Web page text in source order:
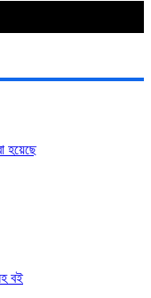
হয়েছে
বই